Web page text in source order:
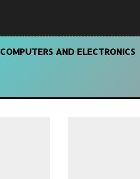
COMPUTERS AND ELECTRONICS